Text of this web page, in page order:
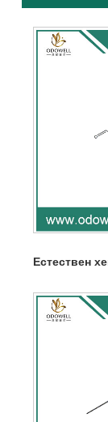
Естествен